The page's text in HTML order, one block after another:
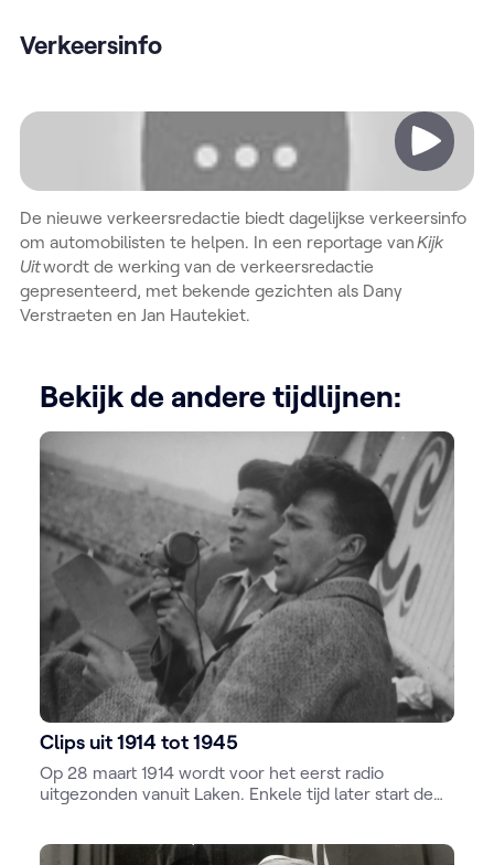
Verkeersinfo
Video
De nieuwe verkeersredactie biedt dagelijkse verkeersinfo
om automobilisten te helpen. In een reportage vanKijk
Uitwordt de werking van de verkeersredactie
gepresenteerd, met bekende gezichten als Dany
Verstraeten en Jan Hautekiet.
Bekijk de andere tijdlijnen:
Clips uit 1914 tot 1945
Op 28 maart 1914 wordt voor het eerst radio
uitgezonden vanuit Laken. Enkele tijd later start de
de Tweede wereldoorlog komen